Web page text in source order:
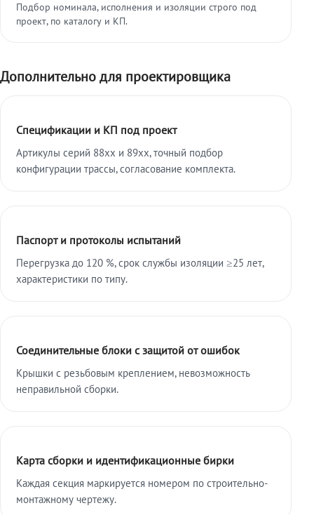
Подбор номинала, исполнения и изоляции строго под
проект, по каталогу и КП.
Дополнительно для проектировщика
Спецификации и КП под проект
Артикулы серий 88xx и 89xx, точный подбор
конфигурации трассы, согласование комплекта.
Паспорт и протоколы испытаний
Перегрузка до 120 %, срок службы изоляции ≥25 лет,
характеристики по типу.
Соединительные блоки с защитой от ошибок
Крышки с резьбовым креплением, невозможность
неправильной сборки.
Карта сборки и идентификационные бирки
Каждая секция маркируется номером по строительно-
монтажному чертежу.